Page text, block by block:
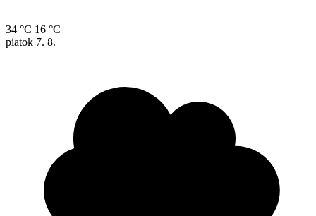
34 °C 16 °C
piatok 7. 8.